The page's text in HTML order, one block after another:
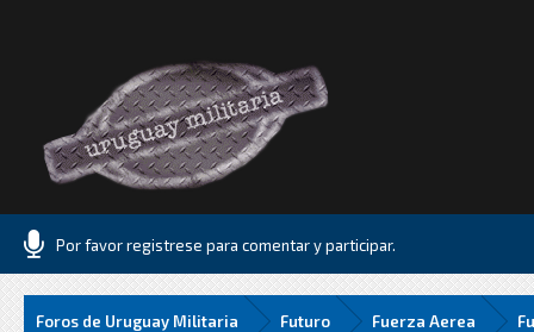
Por favor registrese para comentar y participar.
Foros de Uruguay Militaria Futuro Fuerza Aerea